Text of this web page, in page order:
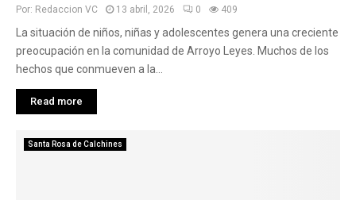
Por: Redaccion VC 13 abril, 2026 0 409
La situación de niños, niñas y adolescentes genera una creciente
preocupación en la comunidad de Arroyo Leyes. Muchos de los
hechos que conmueven a la...
Read more
Santa Rosa de Calchines